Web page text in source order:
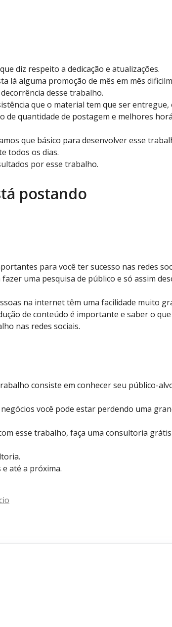
diz respeito a dedicação e atualizações.
lá alguma promoção de mês em mês
desse trabalho.
que o material tem que ser entregue,
de quantidade de postagem e melhores
que básico para desenvolver esse
todos os dias.
por esse trabalho.
postando
para você ter sucesso nas redes
uma pesquisa de público e só assim
na internet têm uma facilidade muito
de conteúdo é importante e saber o que
nas redes sociais.
consiste em conhecer seu público-
você pode estar perdendo uma
esse trabalho, faça uma consultoria
até a próxima.